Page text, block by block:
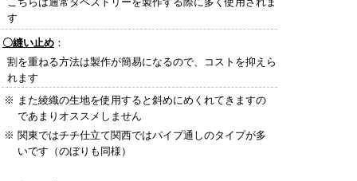
す
〇縫い止め ：
割を重ねる方法は製作が簡易になるので、コストを抑えら
れます
※ また綾織の生地を使用すると斜めにめくれてきますの
であまりオススメしません
※ 関東ではチチ仕立て関西ではパイプ通しのタイプが多
いです（のぼりも同様）